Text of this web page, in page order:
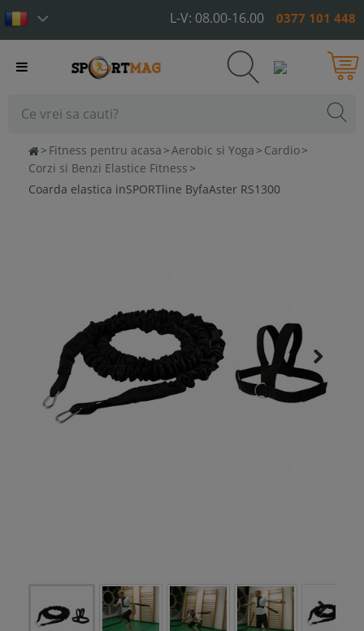
L-V: 08.00-16.00 0377 101 448
Toggle
> Fitness pentru acasa >Aerobic si Yoga > Cardio>
Corzi si Benzi Elastice Fitness >
Coarda elastica inSPORTline ByfaAster RS1300